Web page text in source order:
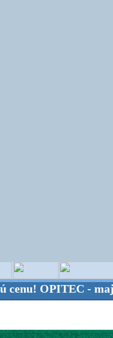
OPITEC - majster